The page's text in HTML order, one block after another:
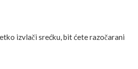
izvlači srećku, bit ćete razočarani